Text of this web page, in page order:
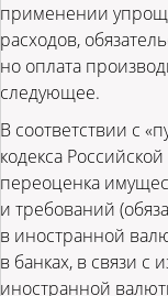
применении
расходов,
но оплата
следующее.
В соответствии с
кодекса
переоценка
и требований
в иностранной
в банках, в связи с
иностранной